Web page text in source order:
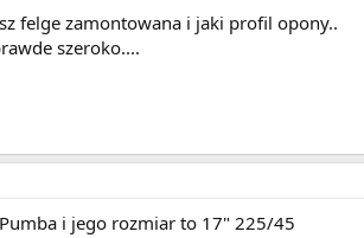
felge zamontowana i jaki profil opony..
szeroko....
i jego rozmiar to 17" 225/45